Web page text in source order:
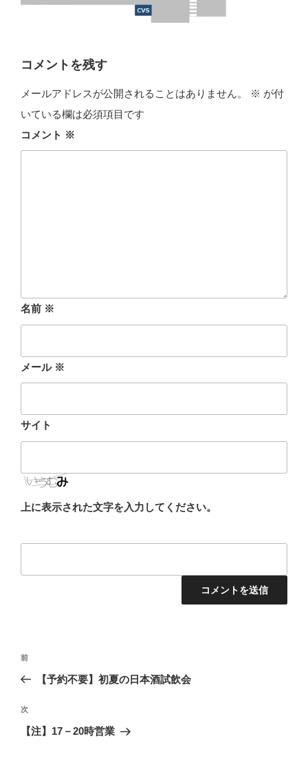
コメントを残す
メールアドレスが公開されることはありません。 ※ が付
いている欄は必須項目です
コメント ※
名前 ※
メール ※
サイト
上に表示された文字を入力してください。
投
ナ
ビ
ゲ
前
の
稿
前
【予約不要】初夏の日本酒試飲会
次
の
次
【注】17－20時営業